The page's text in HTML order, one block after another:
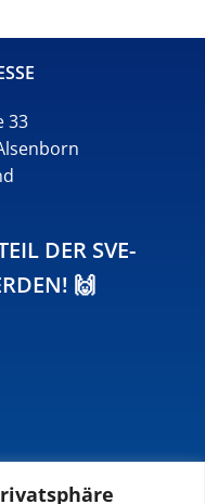
33
DER SVE-
🙌